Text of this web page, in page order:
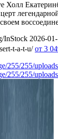
Холл
InStock 2026-
t-a-t-u/ от 3
255/255/
255/255/